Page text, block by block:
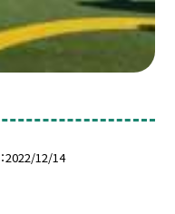
2022/12/14